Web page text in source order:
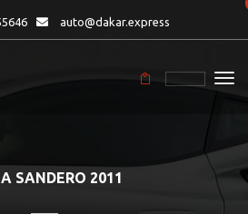
auto@dakar.express
SANDERO 2011